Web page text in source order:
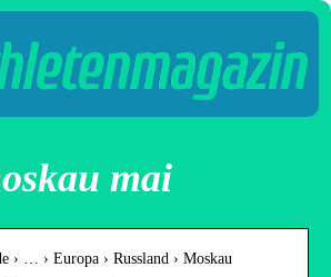
mai
› … › Europa › Russland › Moskau